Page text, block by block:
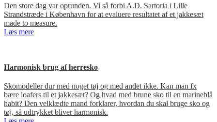
Den store dag var oprunden. Vi så forbi A.D. Sartoria i Lille
Strandstræde i København for at evaluere resultatet af et jakkesæt
made to measure.
Læs mere
Harmonisk brug af herresko
Skomodeller dur med noget tøj og med andet ikke. Kan man fx
bære loafers til et jakkesæt? Og hvad med brune sko til en marineblå
habit? Den velklædte mand forklarer, hvordan du skal bruge sko og
tøj, så udtrykket bliver harmonisk.